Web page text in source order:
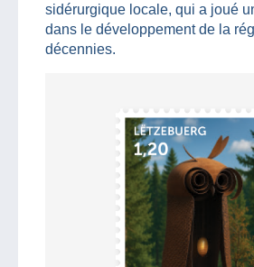
sidérurgique locale, qui a joué
dans le développement de la
décennies.